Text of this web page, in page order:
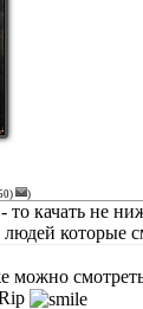
)
то качать не
которые